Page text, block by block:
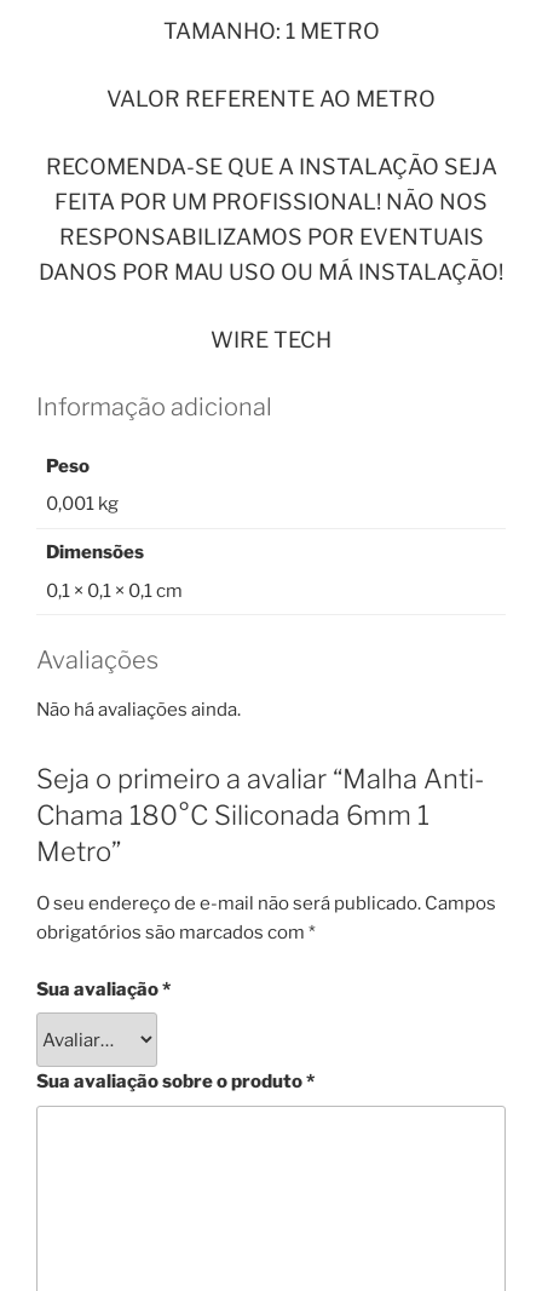
TAMANHO: 1 METRO
VALOR REFERENTE AO METRO
RECOMENDA-SE QUE A INSTALAÇÃO SEJA
FEITA POR UM PROFISSIONAL! NÃO NOS
RESPONSABILIZAMOS POR EVENTUAIS
DANOS POR MAU USO OU MÁ INSTALAÇÃO!
WIRE TECH
Informação adicional
Peso
0,001 kg
Dimensões
0,1 × 0,1 × 0,1 cm
Avaliações
Não há avaliações ainda.
Seja o primeiro a avaliar “Malha Anti-
Chama 180°C Siliconada 6mm 1
Metro”
O seu endereço de e-mail não será publicado. Campos
obrigatórios são marcados com *
Sua avaliação*
Sua avaliação sobre o produto*